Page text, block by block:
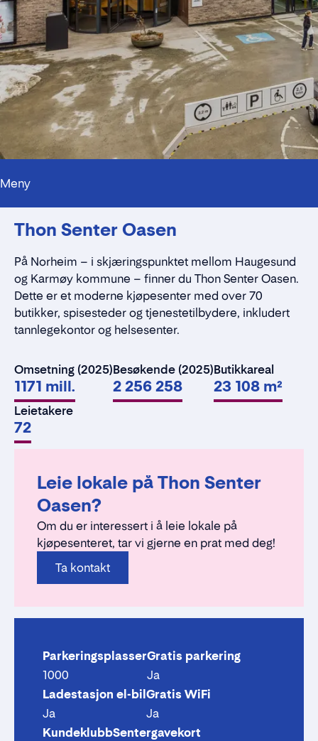
Meny
Alt du trenger å vite
Standleie
Kontaktskjema
Thon Senter Oasen
På Norheim – i skjæringspunktet mellom Haugesund
og Karmøy kommune – finner du Thon Senter Oasen.
Dette er et moderne kjøpesenter med over 70
butikker, spisesteder og tjenestetilbydere, inkludert
tannlegekontor og helsesenter.
Omsetning (2025)
1171 mill.
Besøkende (2025)
2 256 258
Butikkareal
23 108 m²
Leietakere
72
Leie lokale på Thon Senter
Oasen?
Om du er interessert i å leie lokale på
kjøpesenteret, tar vi gjerne en prat med deg!
Ta kontakt
Parkeringsplasser
1000
Gratis parkering
Ja
Ladestasjon el-bil
Ja
Gratis WiFi
Ja
KundeklubbSentergavekort